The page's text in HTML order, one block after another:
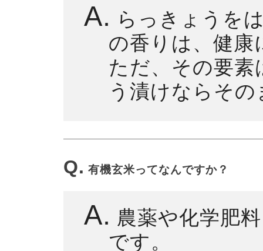
A. らっきょうを
の香りは、健康
ただ、その要
う漬けならそ
Q. 有機玄米ってなんですか？
A. 農薬や化学肥
です。